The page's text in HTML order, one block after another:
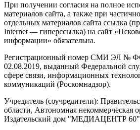
При получении согласия на полное
материалов сайта, а также при
отдельных материалов сайта ссылка
Internet — гиперссылка) на сайт
информации» обязательна.
Регистрационный номер СМИ ЭЛ №
02.08.2019, выданный Федеральной
сфере связи, информационных
коммуникаций (Роскомнадзор).
Учредитель (соучредители):
области, Автономная некоммерческая
Издательский дом "МЕДИАЦЕНТР 60"